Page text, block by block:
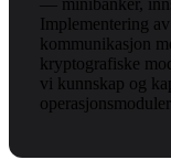
— minibanker,
Implementering
kommunikasjon
kryptografiske
vi kunnskap og